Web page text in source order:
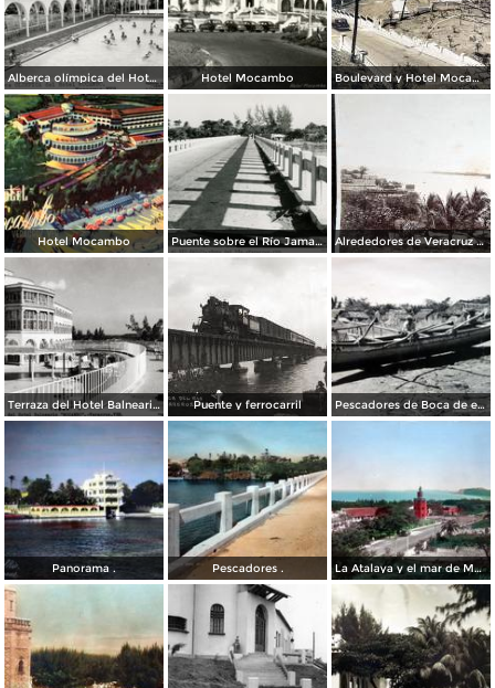
Alberca olímpica del Hotel Mocambo Hotel Mocambo Boulevard y Hotel Mocambo.
Hotel Mocambo Puente sobre el Río Jamapa Alrededores de Veracruz Boca del Rio por el Fotógrafo Abel Briquet..
Terraza del Hotel Balneario Mocambo Puente y ferrocarril Pescadores de Boca de el Rio..
Panorama . Pescadores . La Atalaya y el mar de Mocambo